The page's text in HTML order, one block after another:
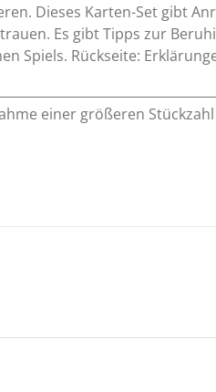
Dieses Karten-Set gibt
Es gibt Tipps zur
Spiels. Rückseite:
einer größeren